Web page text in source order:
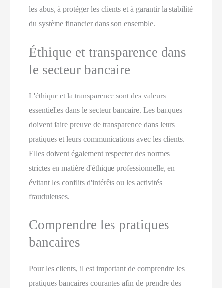
les abus, à protéger les clients et à garantir la stabilité
du système financier dans son ensemble.
Éthique et transparence dans
le secteur bancaire
L'éthique et la transparence sont des valeurs
essentielles dans le secteur bancaire. Les banques
doivent faire preuve de transparence dans leurs
pratiques et leurs communications avec les clients.
Elles doivent également respecter des normes
strictes en matière d'éthique professionnelle, en
évitant les conflits d'intérêts ou les activités
frauduleuses.
Comprendre les pratiques
bancaires
Pour les clients, il est important de comprendre les
pratiques bancaires courantes afin de prendre des